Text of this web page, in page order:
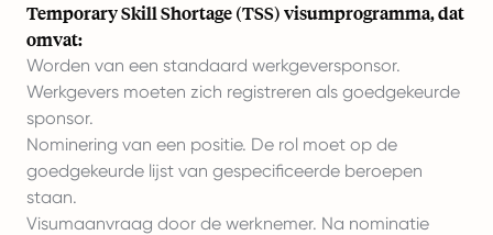
Temporary Skill Shortage (TSS) visumprogramma, dat
omvat:
Worden van een standaard werkgeversponsor.
Werkgevers moeten zich registreren als goedgekeurde
sponsor.
Nominering van een positie. De rol moet op de
goedgekeurde lijst van gespecificeerde beroepen
staan.
Visumaanvraag door de werknemer. Na nominatie